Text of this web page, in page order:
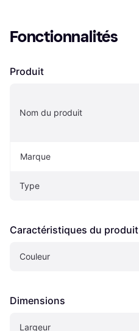
Fonctionnalités
Produit
Nom du produit
Marque
Type
Caractéristiques du produit
Couleur
Dimensions
Largeur